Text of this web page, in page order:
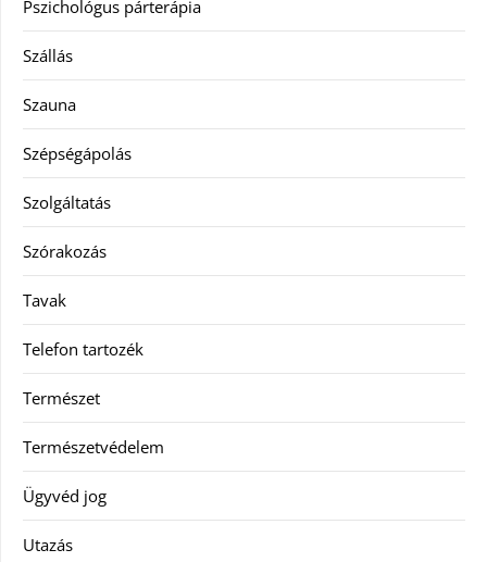
Pszichológus párterápia
Szállás
Szauna
Szépségápolás
Szolgáltatás
Szórakozás
Tavak
Telefon tartozék
Természet
Természetvédelem
Ügyvéd jog
Utazás